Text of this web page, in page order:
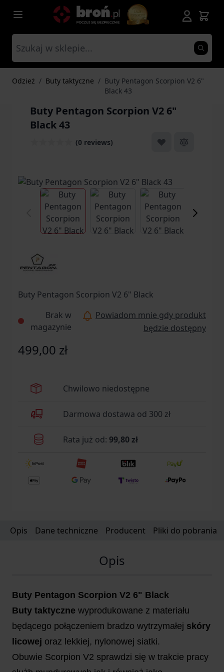
Przejdź do treści
Odzież / Buty taktyczne / Buty Pentagon Scorpion V2 6"
Black 43
Buty Pentagon Scorpion V2 6"
Black 43
(0 reviews)
View larger imageView larger imageView larger
Buty Pentagon Scorpion V2 6" Black
Brak w
magazynie
Powiadom mnie gdy produkt
będzie dostępny
499,00 zł
Chwilowo niedostępne
Darmowa dostawa od 300 zł
Rata już od: 99,80 zł
Opis Dane techniczne Producent Pliki do pobrania
Opis
Buty Pentagon Scorpion V2 6" Black
Buty taktyczne wyprodukowane z materiału
będącego połączeniem bradzo wytrzymałej skóry
licowej oraz lekkiej, nylonowej siatki.
Obuwie Scorpion V2 sprawdzi się w trakcie pracy